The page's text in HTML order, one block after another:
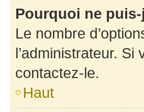
Pourquoi ne
Le nombre
l’administrateur. Si
contactez-le.
Haut